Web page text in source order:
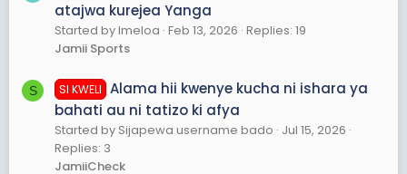
atajwa kurejea Yanga
Started by Imeloa Feb 13, 2026 Replies: 19
Jamii Sports
S SI KWELI
Alama hii kwenye kucha ni ishara ya
bahati au ni tatizo ki afya
Started by Sijapewa username bado Jul 15, 2026
Replies: 3
JamiiCheck